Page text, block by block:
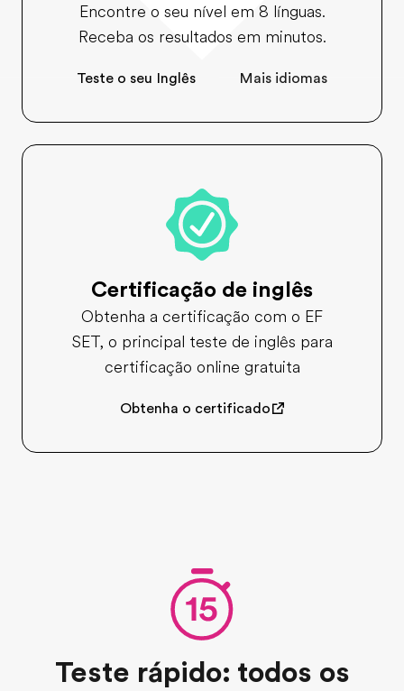
Encontre o seu nível em 8 línguas.
Receba os resultados em minutos.
Teste o seu Inglês Mais idiomas
Certificação de inglês
Obtenha a certificação com o EF
SET, o principal teste de inglês para
certificação online gratuita
Obtenha o certificado
Teste rápido: todos os